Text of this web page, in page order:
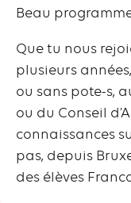
Beau
Que tu nous
plusieurs
ou sans pote-s,
ou du Conseil
connaissances
pas, depuis
des élèves